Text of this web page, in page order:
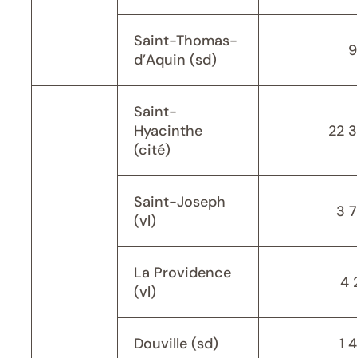
Saint-Thomas-
d’Aquin (sd)
Saint-
Hyacinthe
(cité)
22
Saint-Joseph
(vl)
3
La Providence
(vl)
4
Douville (sd) 1